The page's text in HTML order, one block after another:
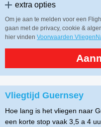
extra opties
Om je aan te melden voor een
gaan met de privacy, cookie &
hier vinden Voorwaarden
Vliegtijd Guernsey
Hoe lang is het vliegen naar
een korte stop vaak 3,5 a 4